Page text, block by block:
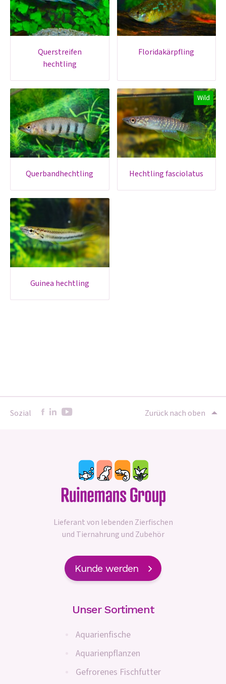
querstreifen
hechtling
floridakärpfling
querbandhechtling
Wild
hechtling fasciolatus
guinea hechtling
Sozial Zurück nach oben
Lieferant von lebenden Zierfischen
und Tiernahrung und Zubehör
Kunde werden
Unser Sortiment
Aquarienfische
Aquarienpflanzen
Gefrorenes Fischfutter